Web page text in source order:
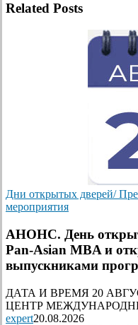
Related Posts
Дни открытых дверей/
мероприятия
АНОНС. День
Pan-Asian MBA и
выпускниками
ДАТА И ВРЕМЯ 20
ЦЕНТР
expert20.08.2026